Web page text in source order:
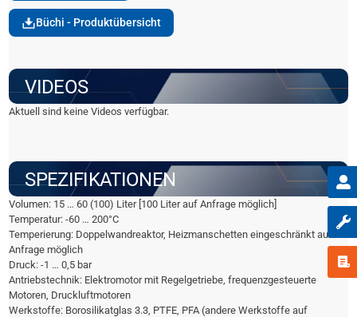
Büchi - Produktübersicht
VIDEOS
Aktuell sind keine Videos verfügbar.
SPEZIFIKATIONEN
Volumen: 15 … 60 (100) Liter [100 Liter auf Anfrage möglich]
Temperatur: -60 … 200°C
Temperierung: Doppelwandreaktor, Heizmanschetten eingeschränkt auf
Anfrage möglich
Druck: -1 … 0,5 bar
Antriebstechnik: Elektromotor mit Regelgetriebe, frequenzgesteuerte
Motoren, Druckluftmotoren
Werkstoffe: Borosilikatglas 3.3, PTFE, PFA (andere Werkstoffe auf